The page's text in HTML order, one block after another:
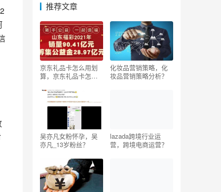
推荐文章
京东礼品卡怎么用划
算，京东礼品卡怎么
化妆品营销策略，化
妆品营销策略分析？
吴亦凡女粉怀孕，吴
亦凡_13岁粉丝？
lazada跨境行业运
营，跨境电商运营？